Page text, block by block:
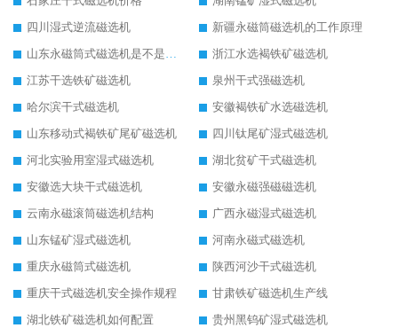
四川湿式逆流磁选机
新疆永磁筒磁选机的工作原理
山东永磁筒式磁选机是不是强磁
浙江水选褐铁矿磁选机
江苏干选铁矿磁选机
泉州干式强磁选机
哈尔滨干式磁选机
安徽褐铁矿水选磁选机
山东移动式褐铁矿尾矿磁选机
四川钛尾矿湿式磁选机
河北实验用室湿式磁选机
湖北贫矿干式磁选机
安徽选大块干式磁选机
安徽永磁强磁磁选机
云南永磁滚筒磁选机结构
广西永磁湿式磁选机
山东锰矿湿式磁选机
河南永磁式磁选机
重庆永磁筒式磁选机
陕西河沙干式磁选机
重庆干式磁选机安全操作规程
甘肃铁矿磁选机生产线
湖北铁矿磁选机如何配置
贵州黑钨矿湿式磁选机